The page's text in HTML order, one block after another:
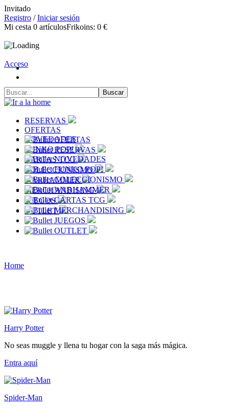
Invitado
Registro /Iniciar sesión
Mi cesta 0 artículosFrikoins: 0 €
Acceso
RESERVAS
OFERTAS
NOVEDADES
FUNKO POP!
CARTAS TCG
COLECCIONISMO
WARHAMMER
MERCHANDISING
JUEGOS
OUTLET
OFERTAS
RESERVAS
NOVEDADES
FUNKO POP!
COLECCIONISMO
WARHAMMER
CARTAS TCG
MERCHANDISING
JUEGOS
OUTLET
Home
Harry Potter
No seas muggle y llena tu hogar con la saga más mágica.
Entra aquí
Spider-Man